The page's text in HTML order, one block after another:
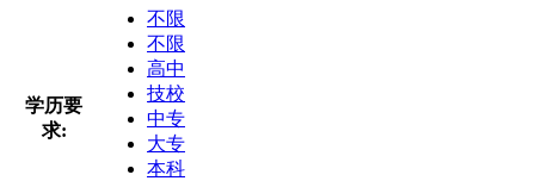
学历要
求:
不限
不限
高中
技校
中专
大专
本科